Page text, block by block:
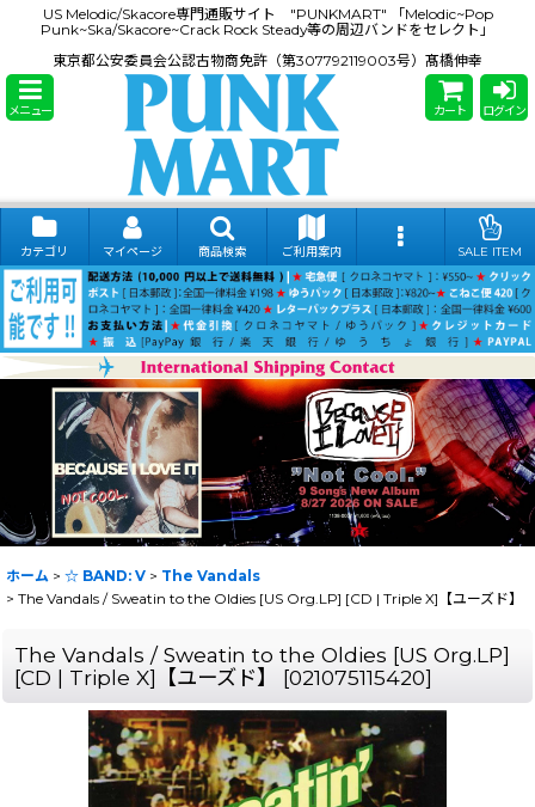
US Melodic/Skacore専門通販サイト "PUNKMART" 「Melodic~Pop
Punk~Ska/Skacore~Crack Rock Steady等の周辺バンドをセレクト」
東京都公安委員会公認古物商免許（第307792119003号）髙橋伸幸
メニュー カート ログイン
カテゴリ マイページ 商品検索 ご利用案内 SALE ITEM
ホーム > ☆ BAND: V > The Vandals
> The Vandals / Sweatin to the Oldies [US Org.LP] [CD | Triple X]【ユーズド】
The Vandals / Sweatin to the Oldies [US Org.LP]
[CD | Triple X]【ユーズド】
[021075115420]